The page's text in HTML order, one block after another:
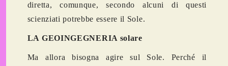
diretta, comunque, secondo alcuni di questi
scienziati potrebbe essere il Sole.
LA GEOINGEGNERIA solare
Ma allora bisogna agire sul Sole. Perché il